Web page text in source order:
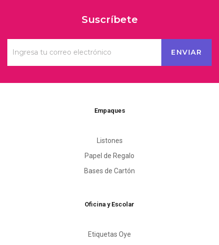
Suscríbete
Empaques
Listones
Papel de Regalo
Bases de Cartón
Oficina y Escolar
Etiquetas Oye